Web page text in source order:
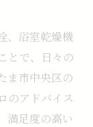
、浴室乾燥機
とで、日々の
ま市中央区の
のアドバイス
満足度の高い